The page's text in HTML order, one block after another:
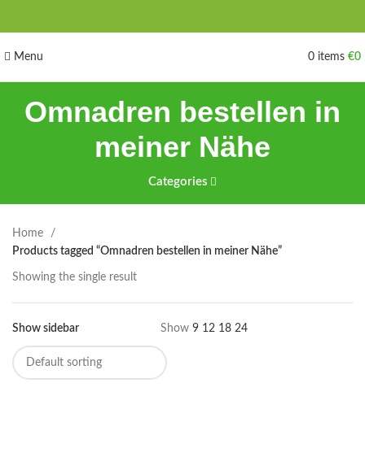
Menu 0 items €0
Omnadren bestellen in
meiner Nähe
Categories
Home
Products tagged “Omnadren bestellen in meiner Nähe”
Showing the single result
Show sidebar Show 9 12 18 24